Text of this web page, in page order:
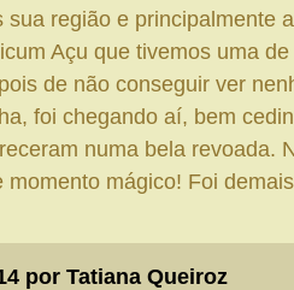
sua região e principalmente
Açu que tivemos uma
de não conseguir ver
foi chegando aí, bem
numa bela revoada.
momento mágico! Foi
por Tatiana Queiroz